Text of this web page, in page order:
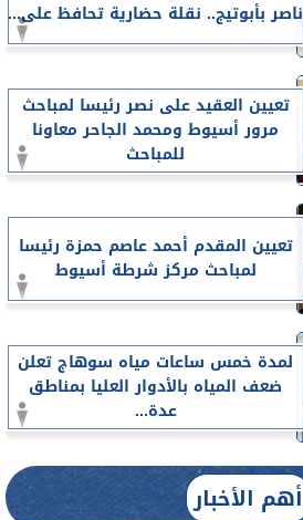
ناصر بأبوتيج.. نقلة حضارية تحافظ على...
تعيين العقيد على نصر رئيسا لمباحث
مرور أسيوط ومحمد الجاحر معاونا
للمباحث
تعيين المقدم أحمد عاصم حمزة رئيسا
لمباحث مركز شرطة أسيوط
لمدة خمس ساعات مياه سوهاج تعلن
ضعف المياه بالأدوار العليا بمناطق
عدة...
أهم الأخبار